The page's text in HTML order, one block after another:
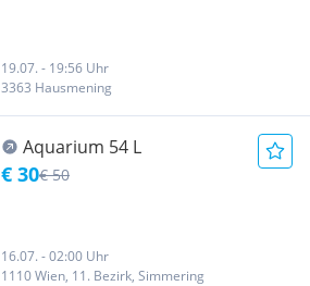
19.07. - 19:56 Uhr
3363 Hausmening
Aquarium 54 L
€ 30€ 50
16.07. - 02:00 Uhr
1110 Wien, 11. Bezirk, Simmering